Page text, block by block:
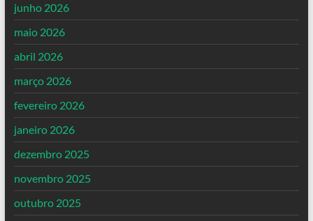
junho 2026
maio 2026
abril 2026
março 2026
fevereiro 2026
janeiro 2026
dezembro 2025
novembro 2025
outubro 2025